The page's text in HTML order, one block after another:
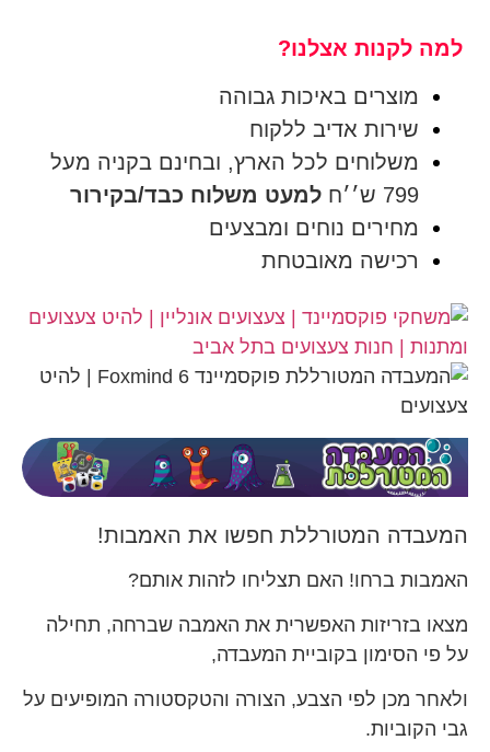
למה לקנות אצלנו?
מוצרים באיכות גבוהה
שירות אדיב ללקוח
משלוחים לכל הארץ, ובחינם בקניה מעל
799 ש׳׳ח
למעט משלוח כבד/בקירור
מחירים נוחים ומבצעים
רכישה מאובטחת
המעבדה המטורללת חפשו את האמבות!
האמבות ברחו! האם תצליחו לזהות אותם?
מצאו בזריזות האפשרית את האמבה שברחה, תחילה
על פי הסימון בקוביית המעבדה,
ולאחר מכן לפי הצבע, הצורה והטקסטורה המופיעים על
גבי הקוביות.